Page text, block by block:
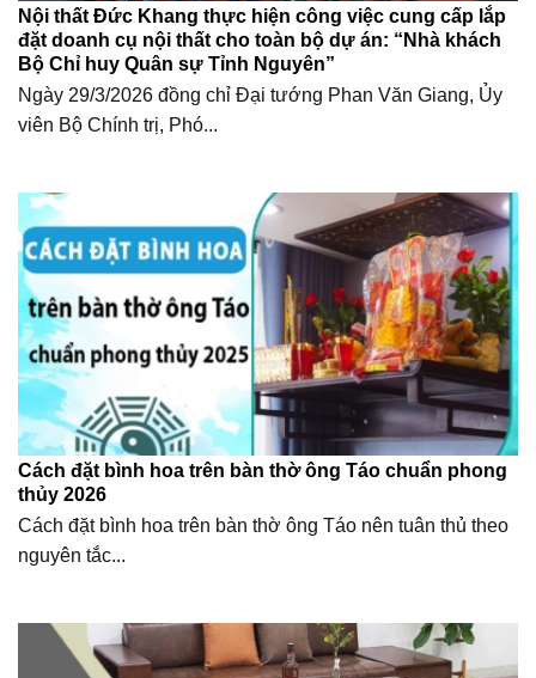
Nội thất Đức Khang thực hiện công việc cung cấp lắp
đặt doanh cụ nội thất cho toàn bộ dự án: “Nhà khách
Bộ Chỉ huy Quân sự Tỉnh Nguyên”
Ngày 29/3/2026 đồng chỉ Đại tướng Phan Văn Giang, Ủy
viên Bộ Chính trị, Phó...
Cách đặt bình hoa trên bàn thờ ông Táo chuẩn phong
thủy 2026
Cách đặt bình hoa trên bàn thờ ông Táo nên tuân thủ theo
nguyên tắc...